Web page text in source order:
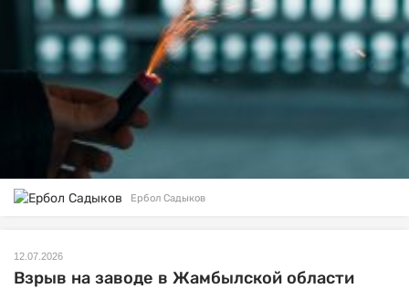
Ербол Садыков
12.07.2026
Взрыв на заводе в Жамбылской области